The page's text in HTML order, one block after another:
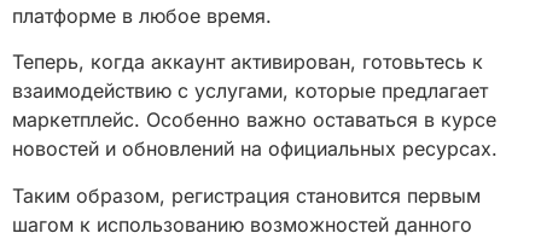
платформе в любое время.
Теперь, когда аккаунт активирован, готовьтесь к
взаимодействию с услугами, которые предлагает
маркетплейс. Особенно важно оставаться в курсе
новостей и обновлений на официальных ресурсах.
Таким образом, регистрация становится первым
шагом к использованию возможностей данного